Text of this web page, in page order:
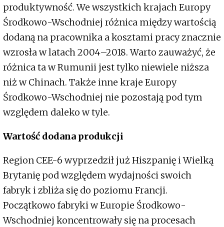
produktywność. We wszystkich krajach Europy
Środkowo-Wschodniej różnica między wartością
dodaną na pracownika a kosztami pracy znacznie
wzrosła w latach 2004–2018. Warto zauważyć, że
różnica ta w Rumunii jest tylko niewiele niższa
niż w Chinach. Także inne kraje Europy
Środkowo-Wschodniej nie pozostają pod tym
względem daleko w tyle.
Wartość dodana produkcji
Region CEE-6 wyprzedził już Hiszpanię i Wielką
Brytanię pod względem wydajności swoich
fabryk i zbliża się do poziomu Francji.
Początkowo fabryki w Europie Środkowo-
Wschodniej koncentrowały się na procesach